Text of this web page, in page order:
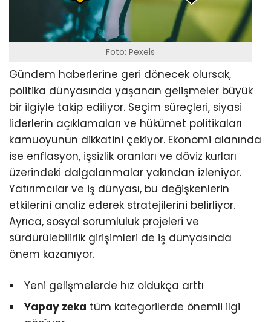
Foto: Pexels
Gündem haberlerine geri dönecek olursak,
politika dünyasında yaşanan gelişmeler büyük
bir ilgiyle takip ediliyor. Seçim süreçleri, siyasi
liderlerin açıklamaları ve hükümet politikaları
kamuoyunun dikkatini çekiyor. Ekonomi alanında
ise enflasyon, işsizlik oranları ve döviz kurları
üzerindeki dalgalanmalar yakından izleniyor.
Yatırımcılar ve iş dünyası, bu değişkenlerin
etkilerini analiz ederek stratejilerini belirliyor.
Ayrıca, sosyal sorumluluk projeleri ve
sürdürülebilirlik girişimleri de iş dünyasında
önem kazanıyor.
Yeni gelişmelerde hız oldukça arttı
Yapay zeka tüm kategorilerde önemli ilgi